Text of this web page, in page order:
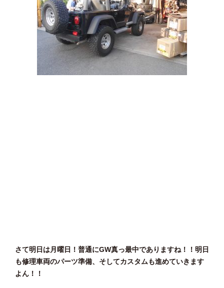
さて明日は月曜日！普通にGW真っ最中でありますね！！明日
も修理車両のパーツ準備、そしてカスタムも進めていきます
よん！！